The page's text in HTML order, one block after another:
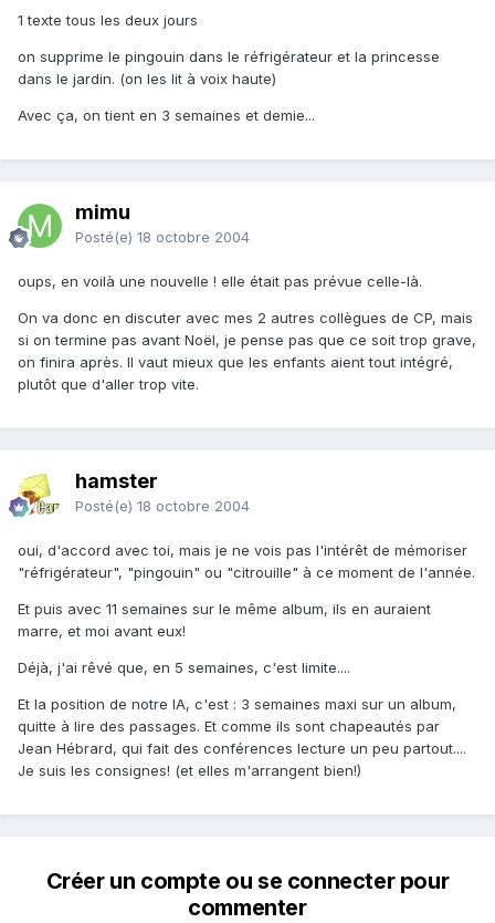
1 texte tous les deux jours
on supprime le pingouin dans le réfrigérateur et la princesse
dans le jardin. (on les lit à voix haute)
Avec ça, on tient en 3 semaines et demie...
mimu
Posté(e) 18 octobre 2004
oups, en voilà une nouvelle ! elle était pas prévue celle-là.
On va donc en discuter avec mes 2 autres collègues de CP, mais
si on termine pas avant Noël, je pense pas que ce soit trop grave,
on finira après. Il vaut mieux que les enfants aient tout intégré,
plutôt que d'aller trop vite.
hamster
Posté(e) 18 octobre 2004
oui, d'accord avec toi, mais je ne vois pas l'intérêt de mémoriser
"réfrigérateur", "pingouin" ou "citrouille" à ce moment de l'année.
Et puis avec 11 semaines sur le même album, ils en auraient
marre, et moi avant eux!
Déjà, j'ai rêvé que, en 5 semaines, c'est limite....
Et la position de notre IA, c'est : 3 semaines maxi sur un album,
quitte à lire des passages. Et comme ils sont chapeautés par
Jean Hébrard, qui fait des conférences lecture un peu partout....
Je suis les consignes! (et elles m'arrangent bien!)
Créer un compte ou se connecter pour
commenter